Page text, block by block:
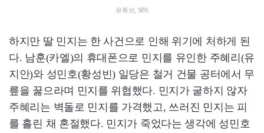
유튜브, SBS
하지만 딸 민지는 한 사건으로 인해 위기에 처하게 된
다. 남훈(카엘)의 휴대폰으로 민지를 유인한 주혜리(유
지안)와 성민호(황성빈) 일당은 철거 건물 공터에서 무
릎을 꿇으라며 민지를 위협했다. 민지가 굴하지 않자
주혜리는 벽돌로 민지를 가격했고, 쓰러진 민지는 피
를 흘린 채 혼절했다. 민지가 죽었다는 생각에 성민호